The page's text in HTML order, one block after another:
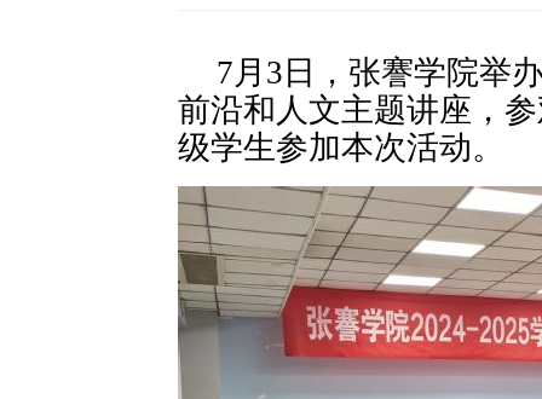
7月3日，张謇学院举
前沿和人文主题讲座，
级学生参加本次活动。